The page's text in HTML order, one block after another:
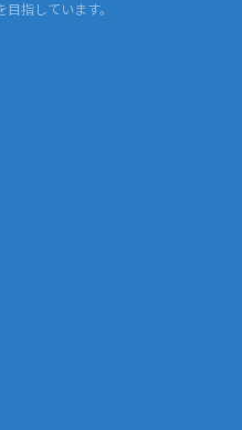
指しています。